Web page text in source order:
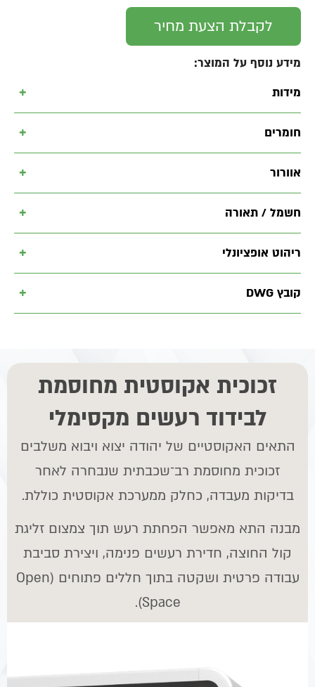
לקבלת הצעת מחיר
מידע נוסף על המוצר:
מידות
+
חומרים +
אוורור +
חשמל / תאורה +
ריהוט אופציונלי +
קובץ DWG +
זכוכית אקוסטית מחוסמת
לבידוד רעשים מקסימלי
התאים האקוסטיים של יהודה יצוא ויבוא משלבים
זכוכית מחוסמת רב־שכבתית שנבחרה לאחר
בדיקות מעבדה, כחלק ממערכת אקוסטית כוללת.
מבנה התא מאפשר הפחתת רעש תוך צמצום זליגת
קול החוצה, חדירת רעשים פנימה, ויצירת סביבת
עבודה פרטית ושקטה בתוך חללים פתוחים (Open
Space).